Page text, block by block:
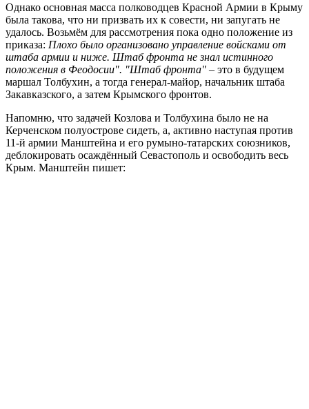
Однако основная масса полководцев Красной Армии в Крыму
была такова, что ни призвать их к совести, ни запугать не
удалось. Возьмём для рассмотрения пока одно положение из
приказа: Плохо было организовано управление войсками от
штаба армии и ниже. Штаб фронта не знал истинного
положения в Феодосии". "Штаб фронта" – это в будущем
маршал Толбухин, а тогда генерал-майор, начальник штаба
Закавказского, а затем Крымского фронтов.
Напомню, что задачей Козлова и Толбухина было не на
Керченском полуострове сидеть, а, активно наступая против
11-й армии Манштейна и его румыно-татарских союзников,
деблокировать осаждённый Севастополь и освободить весь
Крым. Манштейн пишет: